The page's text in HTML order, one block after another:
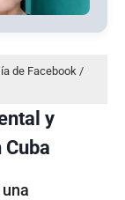
de Facebook /
y